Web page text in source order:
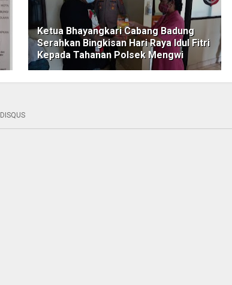
Ketua Bhayangkari Cabang Badung
Serahkan Bingkisan Hari Raya Idul Fitri
Kepada Tahanan Polsek Mengwi
DISQUS